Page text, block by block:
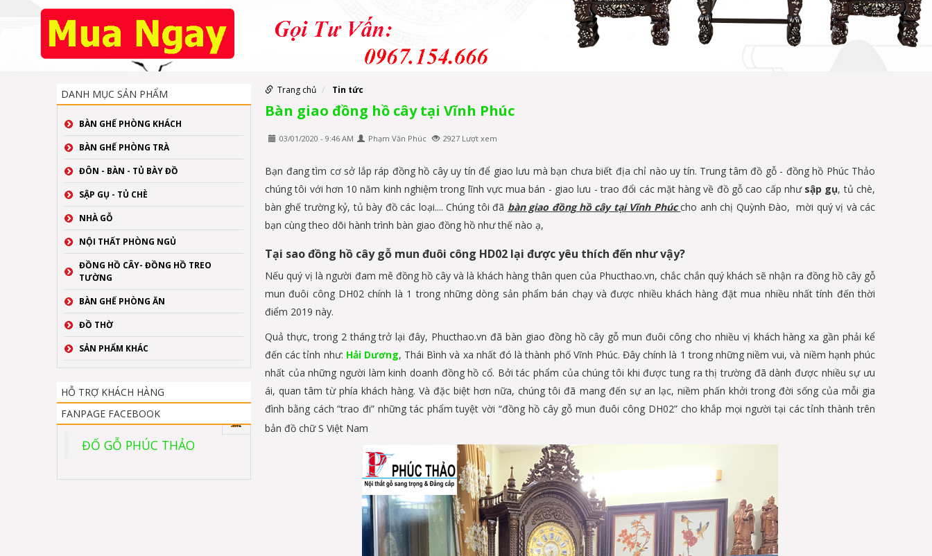
DANH MỤC SẢN PHẨM
BÀN GHẾ PHÒNG KHÁCH
BÀN GHẾ PHÒNG TRÀ
ĐÔN - BÀN - TỦ BÀY ĐỒ
SẬP GỤ - TỦ CHÈ
NHÀ GỖ
NỘI THẤT PHÒNG NGỦ
ĐỒNG HỒ CÂY- ĐỒNG HỒ TREO
TƯỜNG
BÀN GHẾ PHÒNG ĂN
ĐỒ THỜ
SẢN PHẨM KHÁC
HỖ TRỢ KHÁCH HÀNG
FANPAGE FACEBOOK
ĐỐ GỖ PHÚC THẢO
Trang chủ Tin tức
Bàn giao đồng hồ cây tại Vĩnh Phúc
03/01/2020 - 9:46 AM Phạm Văn Phúc 2927 Lượt xem
Bạn đang tìm cơ sở lắp ráp đồng hồ cây uy tín để giao lưu mà bạn chưa biết địa chỉ nào uy tín. Trung tâm đồ gỗ - đồng hồ Phúc Thảo
chúng tôi với hơn 10 năm kinh nghiệm trong lĩnh vực mua bán - giao lưu - trao đổi các mặt hàng về đồ gỗ cao cấp như sập gụ, tủ chè,
bàn ghế trường kỷ, tủ bày đồ các loại.... Chúng tôi đã bàn giao đồng hồ cây tại Vĩnh Phúccho anh chị Quỳnh Đào, mời quý vị và các
bạn cùng theo dõi hành trình bàn giao đồng hồ như thế nào ạ,
Tại sao đồng hồ cây gỗ mun đuôi công HD02 lại được yêu thích đến như vậy?
Nếu quý vị là người đam mê đồng hồ cây và là khách hàng thân quen của Phucthao.vn, chắc chắn quý khách sẽ nhận ra đồng hồ cây gỗ
mun đuôi công DH02 chính là 1 trong những dòng sản phẩm bán chạy và được nhiều khách hàng đặt mua nhiều nhất tính đến thời
điểm 2019 này.
Quả thực, trong 2 tháng trở lại đây, Phucthao.vn đã bàn giao đồng hồ cây gỗ mun đuôi công cho nhiều vị khách hàng xa gần phải kể
đến các tỉnh như: Hải Dương, Thái Bình và xa nhất đó là thành phố Vĩnh Phúc. Đây chính là 1 trong những niềm vui, và niềm hạnh phúc
nhất của những người làm kinh doanh đồng hồ cổ. Bởi tác phẩm của chúng tôi khi được tung ra thị trường đã dành được nhiều sự ưu
ái, quan tâm từ phía khách hàng. Và đặc biệt hơn nữa, chúng tôi đã mang đến sự an lạc, niềm phấn khởi trong đời sống của mỗi gia
đình bằng cách “trao đi” những tác phẩm tuyệt vời “đồng hồ cây gỗ mun đuôi công DH02” cho khắp mọi người tại các tỉnh thành trên
bản đồ chữ S Việt Nam